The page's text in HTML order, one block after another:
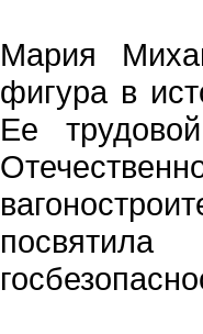
Мария
фигура в
Ее